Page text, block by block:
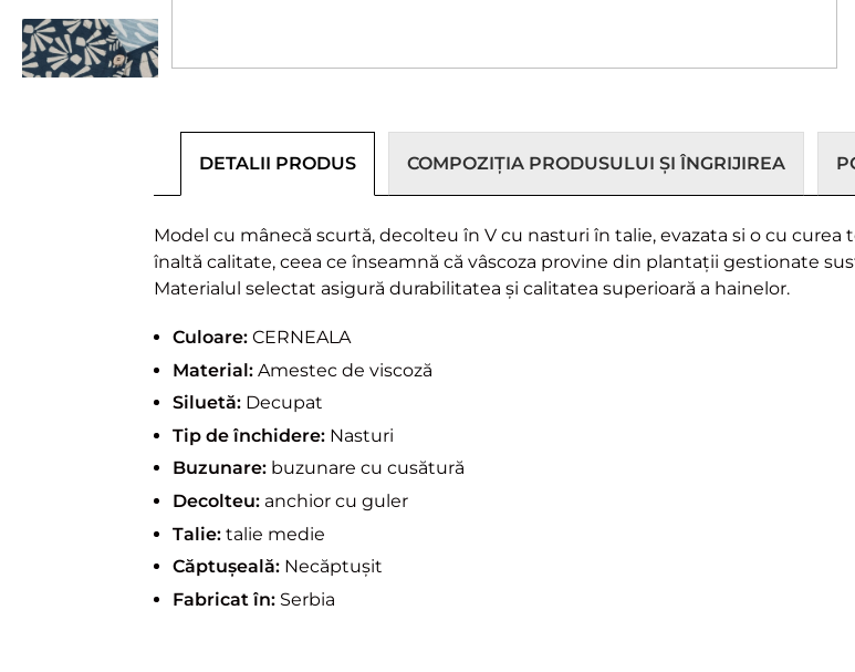
DETALII PRODUS COMPOZIȚIA PRODUSULUI ȘI ÎNGRIJIREA
Model cu mânecă scurtă, decolteu în V cu nasturi în talie, evazata si o cu
înaltă calitate, ceea ce înseamnă că vâscoza provine din plantații gestionate
Materialul selectat asigură durabilitatea și calitatea superioară a hainelor.
Culoare: CERNEALA
Material: Amestec de viscoză
Siluetă: Decupat
Tip de închidere: Nasturi
Buzunare: buzunare cu cusătură
Decolteu: anchior cu guler
Talie: talie medie
Căptușeală: Necăptușit
Fabricat în: Serbia